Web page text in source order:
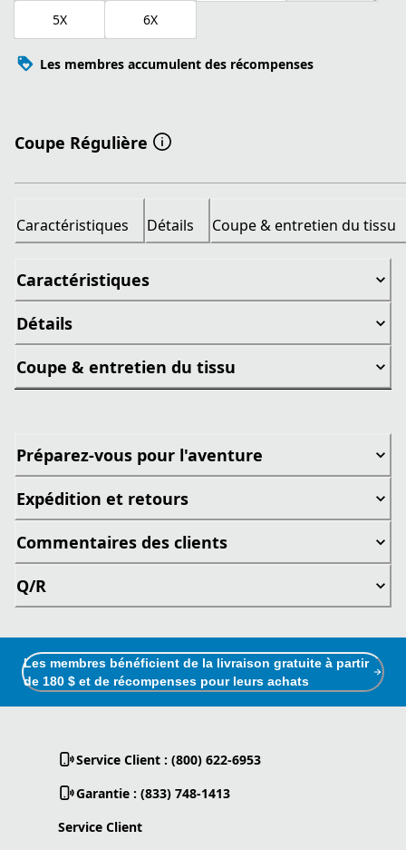
5X 6X
Les membres accumulent des récompenses
Coupe Régulière
Caractéristiques Détails Coupe & entretien du tissu
Caractéristiques
Détails
Coupe & entretien du tissu
Préparez-vous pour l'aventure
Expédition et retours
Commentaires des clients
Q/R
Les membres bénéficient de la livraison gratuite à partir
de 180 $ et de récompenses pour leurs achats
Service Client : (800) 622-6953
Garantie : (833) 748-1413
Service Client